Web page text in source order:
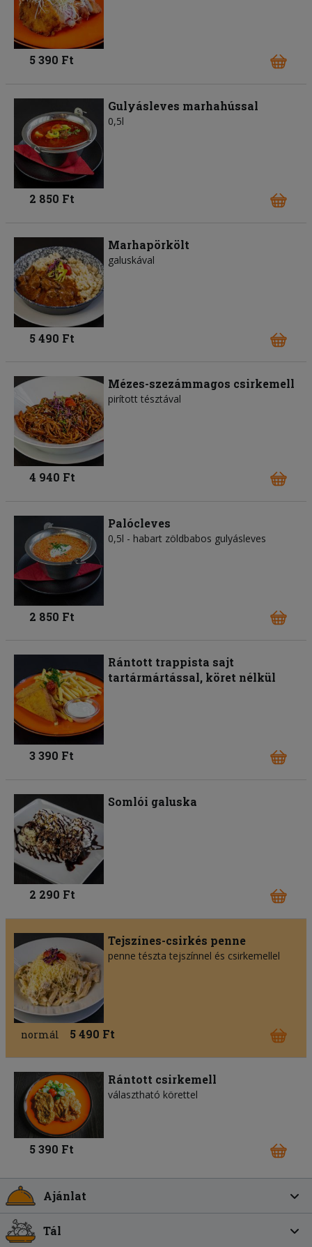
5 390 Ft
Gulyásleves marhahússal
0,5l
2 850 Ft
Marhapörkölt
galuskával
5 490 Ft
Mézes-szezámmagos csirkemell
pirított tésztával
4 940 Ft
Palócleves
0,5l - habart zöldbabos gulyásleves
2 850 Ft
Rántott trappista sajt
tartármártással, köret nélkül
3 390 Ft
Somlói galuska
2 290 Ft
Tejszínes-csirkés penne
penne tészta tejszínnel és csirkemellel
normál 5 490 Ft
Rántott csirkemell
választható körettel
5 390 Ft
Ajánlat
Tál